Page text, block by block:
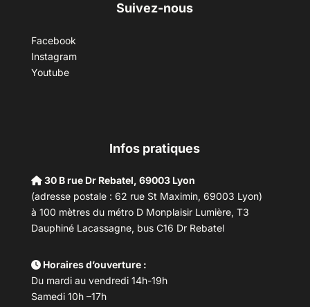
Suivez-nous
Facebook
Instagram
Youtube
Infos pratiques
30 B rue Dr Rebatel, 69003 Lyon
(adresse postale : 62 rue St Maximin, 69003 Lyon)
à 100 mètres du métro D Monplaisir Lumière, T3
Dauphiné Lacassagne, bus C16 Dr Rebatel
Horaires d’ouverture :
Du mardi au vendredi 14h-19h
Samedi 10h –17h